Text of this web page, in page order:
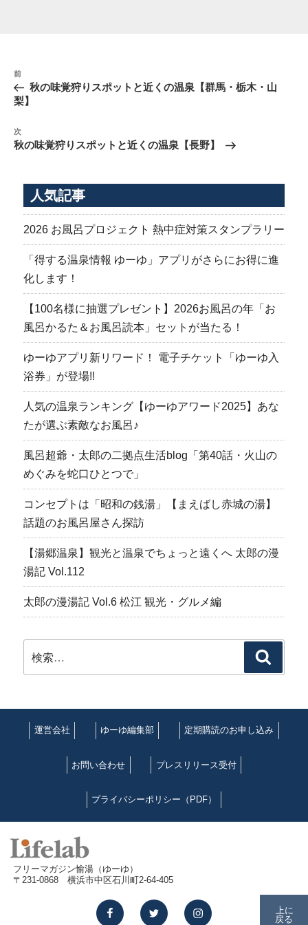
投
稿
ナ
ゲ
ー
ョ
前
の
投
前
秋の味覚狩りスポットと近くの温泉【群馬・栃木・山
梨】
次
の
次
秋の味覚狩りスポットと近くの温泉【長野】
人気記事
2026 お風呂プロジェクト 熱中症対策スタンプラリー
「得する温泉情報 ゆーゆ」アプリがさらにお得に進
化します！
【100名様に抽選プレゼント】2026お風呂の年「お
風呂かるた＆お風呂読本」セットが当たる！
ゆーゆアプリ新リワード！ 電子チケット「ゆーゆ入
浴券」が登場!!
人気の温泉ランキング【ゆーゆアワード2025】あな
たが選ぶ素敵なお風呂♪
風呂超爺・太郎の二拠点生活blog「第40話・火山の
めぐみを蛇口ひとつで」
コンセプトは「昭和の銭湯」【まえばし赤城の湯】
話題のお風呂屋さん探訪
【湯郷温泉】観光と温泉でちょっと遠くへ 太郎の漫
湯記 Vol.112
太郎の漫湯記 Vol.6 松江 観光・グルメ編
索:
索
運営会社 ゆーゆ編集部 定期購読のお申し込み
お問い合わせ プレスリリース受付
プライバシーポリシー（PDF）
フリーマガジン愉湯（ゆーゆ）
〒231-0868 横浜市中区石川町2-64-405
facebooktwitter instagram
上に
戻る